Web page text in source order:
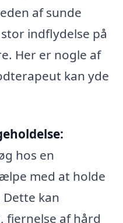
af sunde
indflydelse på
Her er nogle af
kan yde
hos en
med at holde
kan
fjernelse af hård